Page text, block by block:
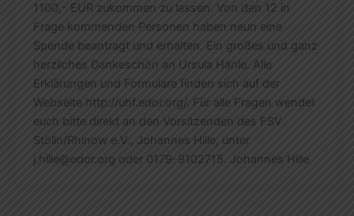
1100,- EUR zukommen zu lassen. Von den 12 in
Frage kommenden Personen haben neun eine
Spende beantragt und erhalten. Ein großes und ganz
herzliches Dankeschön an Ursula Hänle. Alle
Erklärungen und Formulare finden sich auf der
Webseite http://uhf.edor.org/. Für alle Fragen wendet
euch bitte direkt an den Vorsitzenden des FSV
Stölln/Rhinow e.V., Johannes Hille, unter
j.hille@edor.org oder 0179-9102715. Johannes Hille